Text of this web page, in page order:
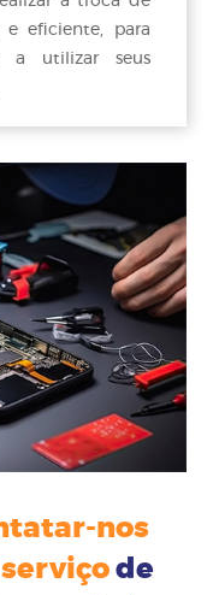
eficiente, para
a utilizar seus
nos
de